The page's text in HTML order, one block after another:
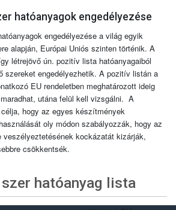
hatóanyagok engedélyezése
engedélyezése a világ egyik
alapján, Európai Uniós szinten történik. A
létrejövő ún. pozitív lista hatóanyagaiból
szereket engedélyezhetik. A pozitív listán a
EU rendeletben meghatározott ideig
utána felül kell vizsgálni. A
hogy az egyes készítmények
oly módon szabályozzák, hogy az
veszélyeztetésének kockázatát kizárják,
csökkentsék.
hatóanyag lista